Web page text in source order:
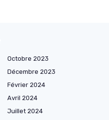
Octobre 2023
Décembre 2023
Février 2024
Avril 2024
Juillet 2024